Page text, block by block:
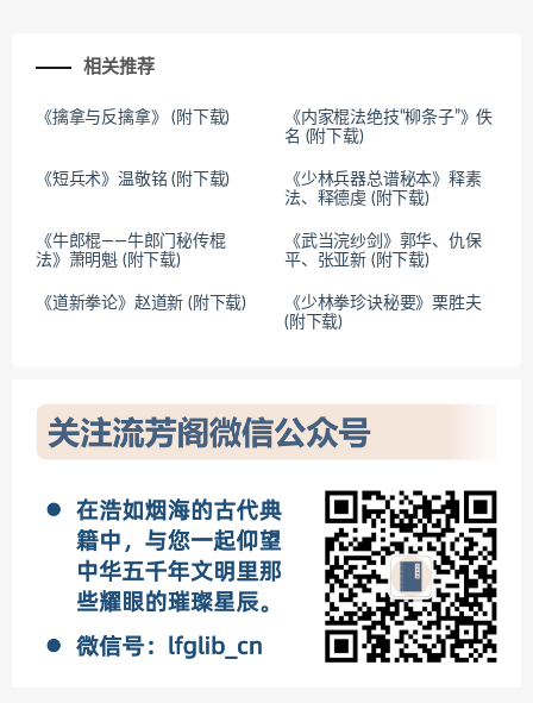
相关推荐
《擒拿与反擒拿》 (附下载)
《内家棍法绝技“柳条子”》佚
名 (附下载)
《短兵术》温敬铭 (附下载)
《少林兵器总谱秘本》释素
法、释德虔 (附下载)
《牛郎棍——牛郎门秘传棍
法》萧明魁 (附下载)
《武当浣纱剑》郭华、仇保
平、张亚新 (附下载)
《道新拳论》赵道新 (附下载)
《少林拳珍诀秘要》栗胜夫
(附下载)